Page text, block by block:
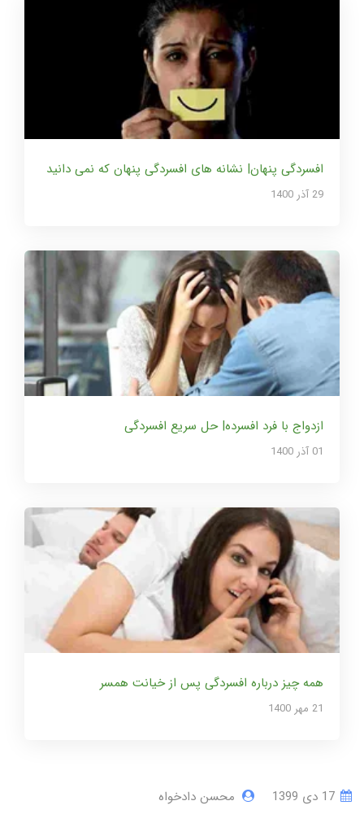
افسردگی پنهان| نشانه های افسردگی پنهان که نمی دانید
29 آذر 1400
ازدواج با فرد افسرده| حل سریع افسردگی
01 آذر 1400
همه چیز درباره افسردگی پس از خیانت همسر
21 مهر 1400
محسن دادخواه